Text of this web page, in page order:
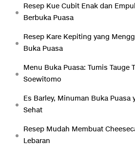
Resep Kue Cubit Enak dan
Berbuka Puasa
Resep Kare Kepiting yang
Buka Puasa
Menu Buka Puasa: Tumis Tauge
Soewitomo
Es Barley, Minuman Buka Puasa
Sehat
Resep Mudah Membuat
Lebaran